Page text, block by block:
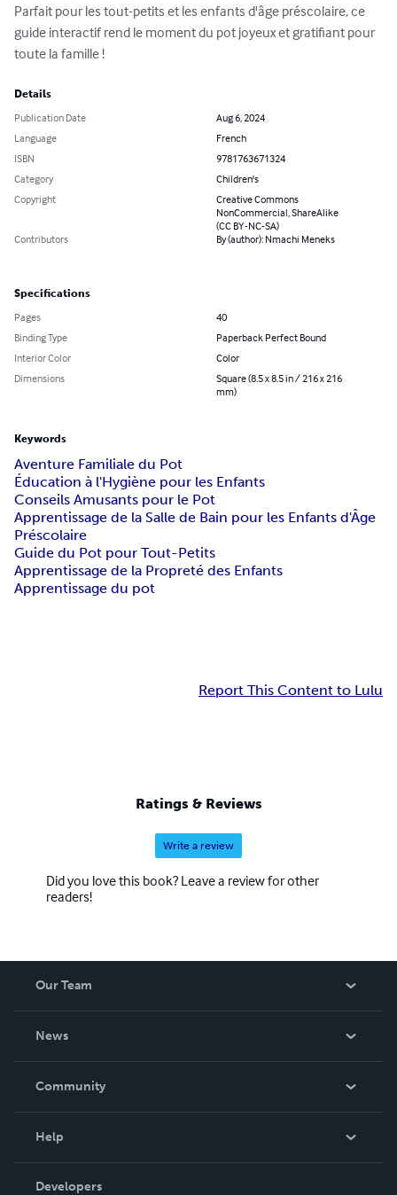
Parfait pour les tout-petits et les enfants d'âge préscolaire, ce
guide interactif rend le moment du pot joyeux et gratifiant pour
toute la famille !
Details
Publication Date
Aug 6, 2024
Language
French
ISBN
9781763671324
Category
Children's
Copyright
Creative Commons
NonCommercial, ShareAlike
(CC BY-NC-SA)
Contributors
By (author): Nmachi Meneks
Specifications
Pages
40
Binding Type
Paperback Perfect Bound
Interior Color
Color
Dimensions
Square (8.5 x 8.5 in / 216 x 216
mm)
Keywords
Aventure Familiale du Pot
Éducation à l'Hygiène pour les Enfants
Conseils Amusants pour le Pot
Apprentissage de la Salle de Bain pour les Enfants d'Âge
Préscolaire
Guide du Pot pour Tout-Petits
Apprentissage de la Propreté des Enfants
Apprentissage du pot
Report This Content to Lulu
Ratings & Reviews
Write a review
Did you love this book? Leave a review for other
readers!
Our Team
News
In The News
Community
Podcast
Help
Order Lookup
Developers